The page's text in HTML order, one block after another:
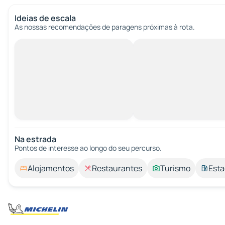
Ideias de escala
As nossas recomendações de paragens próximas à rota.
Na estrada
Pontos de interesse ao longo do seu percurso.
Alojamentos Restaurantes Turismo